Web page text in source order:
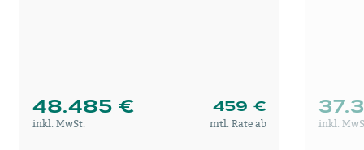
48.485 € 459 €
inkl. MwSt. mtl. Rate ab inkl.